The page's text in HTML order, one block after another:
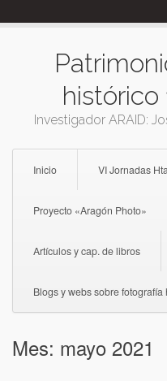
to
histórico
Investigador ARAID:
Inicio VI Jornadas
Proyecto «Aragón Photo»
Artículos y cap. de libros
Blogs y webs sobre fotografía
Mes: mayo 2021